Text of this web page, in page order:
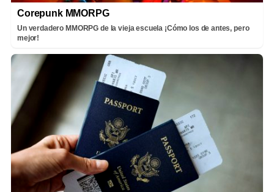
Corepunk MMORPG
Un verdadero MMORPG de la vieja escuela ¡Cómo los de antes, pero
mejor!